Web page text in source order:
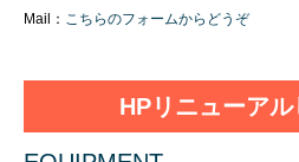
Mail： こちらのフォームからどうぞ
HPリニューアル